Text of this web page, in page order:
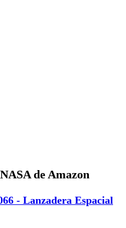
de Amazon
- Lanzadera Espacial